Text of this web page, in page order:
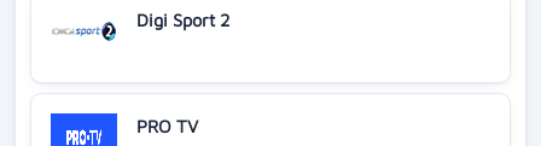
Digi Sport 2
PRO TV